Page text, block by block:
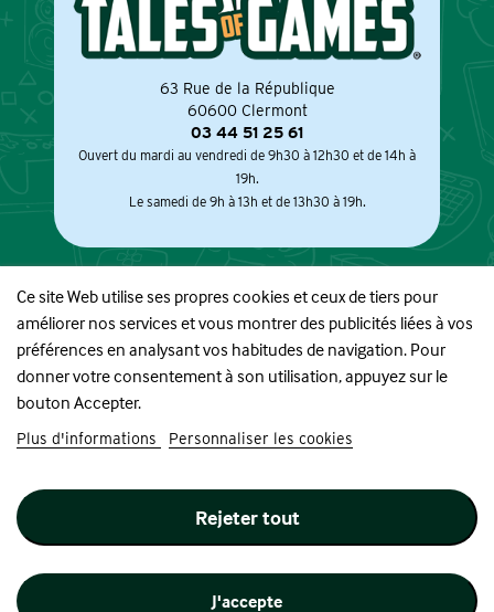
63 Rue de la République
60600 Clermont
03 44 51 25 61
Ouvert du mardi au vendredi de 9h30 à 12h30 et de 14h à
19h.
Le samedi de 9h à 13h et de 13h30 à 19h.
À PROPOS
INFORMATIONS
SUIVEZ-NOUS
Ce site Web utilise ses propres cookies et ceux de tiers pour
améliorer nos services et vous montrer des publicités liées à vos
préférences en analysant vos habitudes de navigation. Pour
donner votre consentement à son utilisation, appuyez sur le
bouton Accepter.
Plus d'informations Personnaliser les cookies
Rejeter tout
J'accepte
Site réalisé par